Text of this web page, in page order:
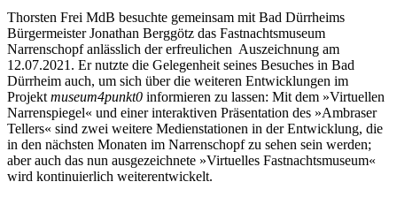
Thorsten Frei MdB besuchte gemeinsam mit Bad Dürrheims
Bürgermeister Jonathan Berggötz das Fastnachtsmuseum
Narrenschopf anlässlich der erfreulichen Auszeichnung am
12.07.2021. Er nutzte die Gelegenheit seines Besuches in Bad
Dürrheim auch, um sich über die weiteren Entwicklungen im
Projekt museum4punkt0 informieren zu lassen: Mit dem »Virtuellen
Narrenspiegel« und einer interaktiven Präsentation des »Ambraser
Tellers« sind zwei weitere Medienstationen in der Entwicklung, die
in den nächsten Monaten im Narrenschopf zu sehen sein werden;
aber auch das nun ausgezeichnete »Virtuelles Fastnachtsmuseum«
wird kontinuierlich weiterentwickelt.